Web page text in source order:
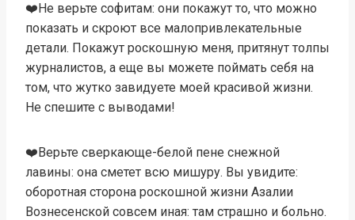
‍❤️‍‍Не верьте софитам: они покажут то, что можно
показать и скроют все малопривлекательные
детали. Покажут роскошную меня, притянут толпы
журналистов, а еще вы можете поймать себя на
том, что жутко завидуете моей красивой жизни.
Не спешите с выводами!
‍❤️‍‍Верьте сверкающе-белой пене снежной
лавины: она сметет всю мишуру. Вы увидите:
оборотная сторона роскошной жизни Азалии
Вознесенской совсем иная: там страшно и больно.